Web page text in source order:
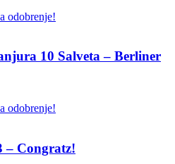
odobrenje!
10 Salveta – Berliner
odobrenje!
– Congratz!